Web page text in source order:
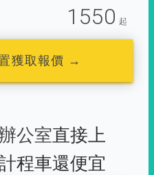
1550 起
獲取報價 →
公室直接上
程車還便宜